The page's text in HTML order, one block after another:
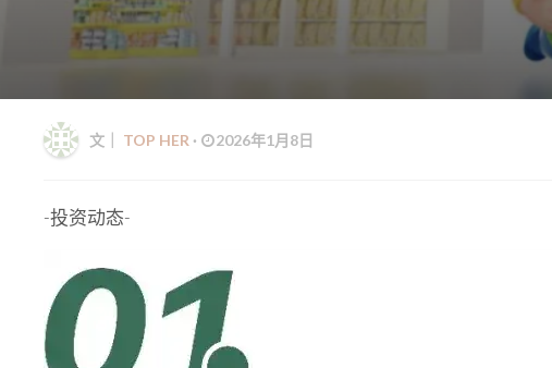
文｜ TOP HER · 2026年1月8日
-投资动态-